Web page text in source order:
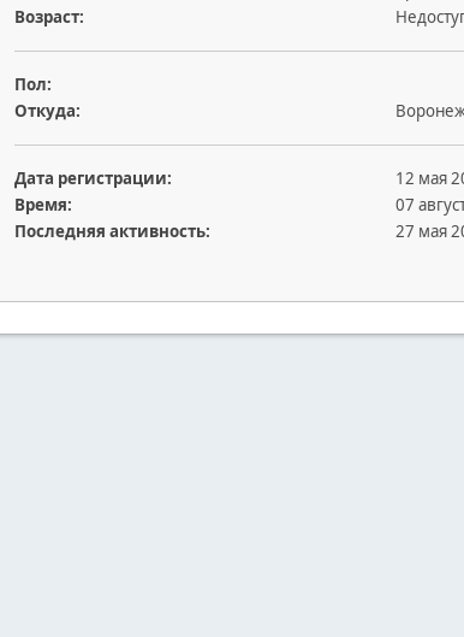
Возраст:
Пол:
Откуда:
Дата регистрации:
12 мая
Время:
07
Последняя активность:
27 мая